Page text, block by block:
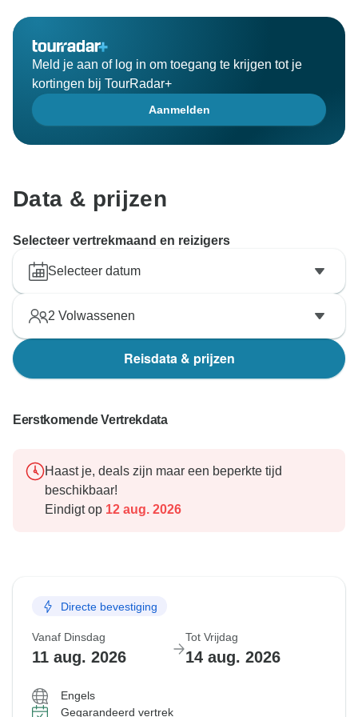
Meld je aan of log in om toegang te krijgen tot je
kortingen bij TourRadar+
Aanmelden
Data & prijzen
Selecteer vertrekmaand en reizigers
Selecteer datum
2 Volwassenen
Reisdata & prijzen
Eerstkomende Vertrekdata
Haast je, deals zijn maar een beperkte tijd
beschikbaar!
Eindigt op 12 aug. 2026
Directe bevestiging
Vanaf Dinsdag
11 aug. 2026
Tot Vrijdag
14 aug. 2026
Engels
Gegarandeerd vertrek